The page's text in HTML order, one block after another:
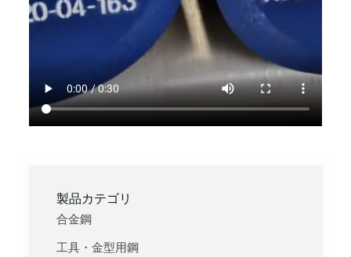
製品カテゴリ
合金鋼
工具・金型用鋼